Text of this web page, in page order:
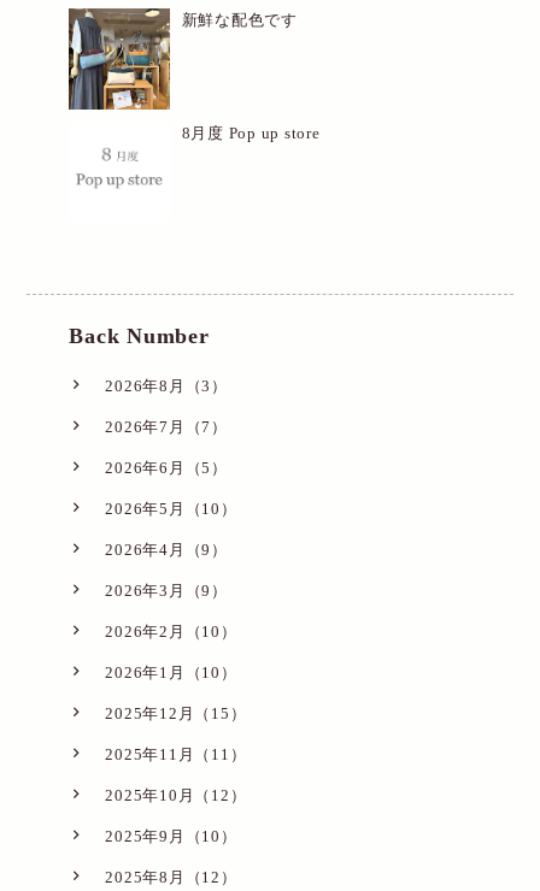
新鮮な配色です
8月度 Pop up store
Back Number
2026年8月（3）
2026年7月（7）
2026年6月（5）
2026年5月（10）
2026年4月（9）
2026年3月（9）
2026年2月（10）
2026年1月（10）
2025年12月（15）
2025年11月（11）
2025年10月（12）
2025年9月（10）
2025年8月（12）